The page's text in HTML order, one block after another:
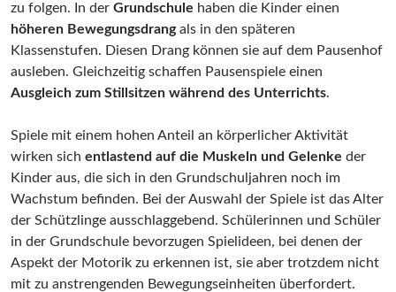
zu folgen. In der Grundschule haben die Kinder einen
höheren Bewegungsdrangals in den späteren
Klassenstufen. Diesen Drang können sie auf dem Pausenhof
ausleben. Gleichzeitig schaffen Pausenspiele einen
Ausgleich zum Stillsitzen während des Unterrichts.
Spiele mit einem hohen Anteil an körperlicher Aktivität
wirken sich entlastend auf die Muskeln und Gelenke der
Kinder aus, die sich in den Grundschuljahren noch im
Wachstum befinden. Bei der Auswahl der Spiele ist das Alter
der Schützlinge ausschlaggebend. Schülerinnen und Schüler
in der Grundschule bevorzugen Spielideen, bei denen der
Aspekt der Motorik zu erkennen ist, sie aber trotzdem nicht
mit zu anstrengenden Bewegungseinheiten überfordert.